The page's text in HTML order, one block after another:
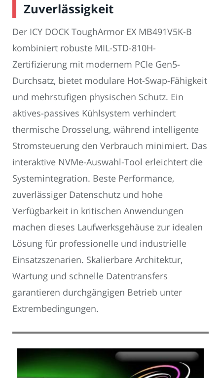
Zuverlässigkeit
Der ICY DOCK ToughArmor EX MB491V5K-B
kombiniert robuste MIL-STD-810H-
Zertifizierung mit modernem PCIe Gen5-
Durchsatz, bietet modulare Hot-Swap-Fähigkeit
und mehrstufigen physischen Schutz. Ein
aktives-passives Kühlsystem verhindert
thermische Drosselung, während intelligente
Stromsteuerung den Verbrauch minimiert. Das
interaktive NVMe-Auswahl-Tool erleichtert die
Systemintegration. Beste Performance,
zuverlässiger Datenschutz und hohe
Verfügbarkeit in kritischen Anwendungen
machen dieses Laufwerksgehäuse zur idealen
Lösung für professionelle und industrielle
Einsatzszenarien. Skalierbare Architektur,
Wartung und schnelle Datentransfers
garantieren durchgängigen Betrieb unter
Extrembedingungen.